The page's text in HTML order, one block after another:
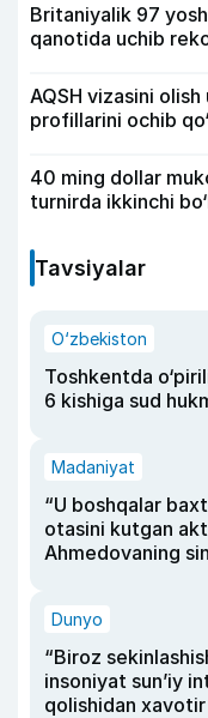
Britaniyalik 97
qanotida uchib
AQSH vizasini
profillarini ochib
40 ming dollar
turnirda ikkinchi
Tavsiyalar
O‘zbekiston
Toshkentda
6 kishiga sud
Madaniyat
“U boshqalar
otasini kutgan
Ahmedovaning
Dunyo
“Biroz
insoniyat sun’iy
qolishidan